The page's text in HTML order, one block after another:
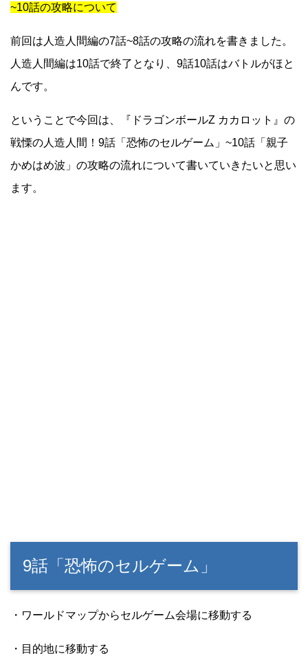
~10話の攻略について
前回は人造人間編の7話~8話の攻略の流れを書きました。
人造人間編は10話で終了となり、9話10話はバトルがほと
んです。
ということで今回は、『ドラゴンボールZ カカロット』の
戦慄の人造人間！9話「恐怖のセルゲーム」~10話「親子
かめはめ波」の攻略の流れについて書いていきたいと思い
ます。
9話「恐怖のセルゲーム」
・ワールドマップからセルゲーム会場に移動する
・目的地に移動する